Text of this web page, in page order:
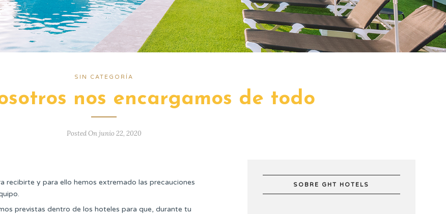
SIN CATEGORÍA
nos encargamos de todo
Posted On junio 22, 2020
recibirte y para ello hemos extremado las precauciones
previstas dentro de los hoteles para que, durante tu
SOBRE GHT HOTELS